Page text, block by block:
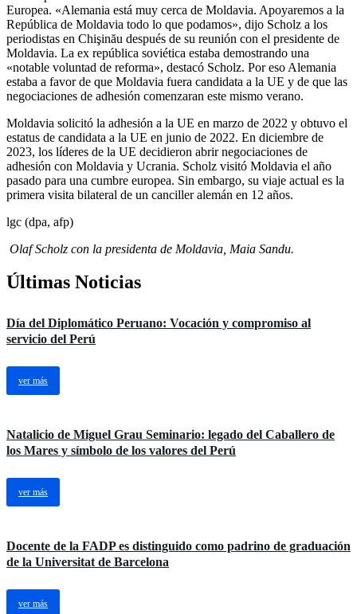
Europea. «Alemania está muy cerca de Moldavia. Apoyaremos a la
República de Moldavia todo lo que podamos», dijo Scholz a los
periodistas en Chişinău después de su reunión con el presidente de
Moldavia. La ex república soviética estaba demostrando una
«notable voluntad de reforma», destacó Scholz. Por eso Alemania
estaba a favor de que Moldavia fuera candidata a la UE y de que las
negociaciones de adhesión comenzaran este mismo verano.
Moldavia solicitó la adhesión a la UE en marzo de 2022 y obtuvo el
estatus de candidata a la UE en junio de 2022. En diciembre de
2023, los líderes de la UE decidieron abrir negociaciones de
adhesión con Moldavia y Ucrania. Scholz visitó Moldavia el año
pasado para una cumbre europea. Sin embargo, su viaje actual es la
primera visita bilateral de un canciller alemán en 12 años.
lgc (dpa, afp)
Olaf Scholz con la presidenta de Moldavia, Maia Sandu.
Últimas Noticias
Día del Diplomático Peruano: Vocación y compromiso al
servicio del Perú
ver más
Natalicio de Miguel Grau Seminario: legado del Caballero de
los Mares y símbolo de los valores del Perú
ver más
Docente de la FADP es distinguido como padrino de graduación
de la Universitat de Barcelona
ver más